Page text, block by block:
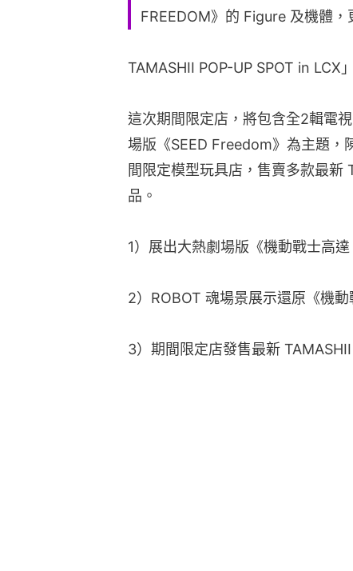
FREEDOM》的 Figure 及機體，
TAMASHII POP-UP SPOT in LCX
這次期間限定店，將包含全2輯電
場版《SEED Freedom》為主題，
間限定模型玩具店，售賣多款最新
品。
1）展出大熱劇場版《機動戰士高
2）ROBOT 魂場景展示還原《機
3）期間限定店發售最新